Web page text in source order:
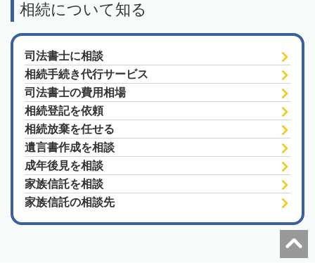
相続について知る
司法書士に相談
相続手続き代行サービス
司法書士の費用相場
相続登記を依頼
相続放棄を任せる
遺言書作成を相談
成年後見を相談
家族信託を相談
家族信託の相談先